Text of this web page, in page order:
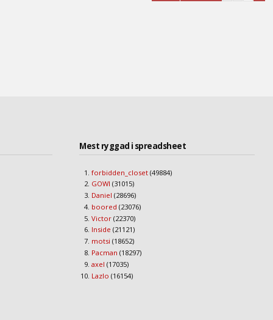
Mest ryggad i spreadsheet
forbidden_closet (49884)
GOWI (31015)
Daniel (28696)
boored (23076)
Victor (22370)
Inside (21121)
motsi (18652)
Pacman (18297)
axel (17035)
Lazlo (16154)